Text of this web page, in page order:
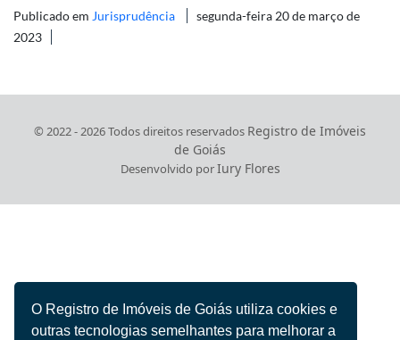
O Registro de Imóveis de Goiás utiliza cookies e
outras tecnologias semelhantes para melhorar a
Publicado em Jurisprudência
segunda-feira 20 de março de
2023
© 2022 - 2026 Todos direitos reservados Registro de Imóveis
de Goiás
Desenvolvido porIury Flores